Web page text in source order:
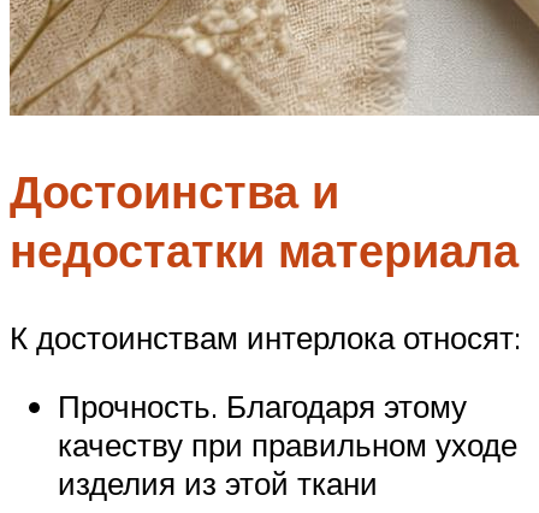
Достоинства и
недостатки материала
К достоинствам интерлока относят:
Прочность. Благодаря этому
качеству при правильном уходе
изделия из этой ткани